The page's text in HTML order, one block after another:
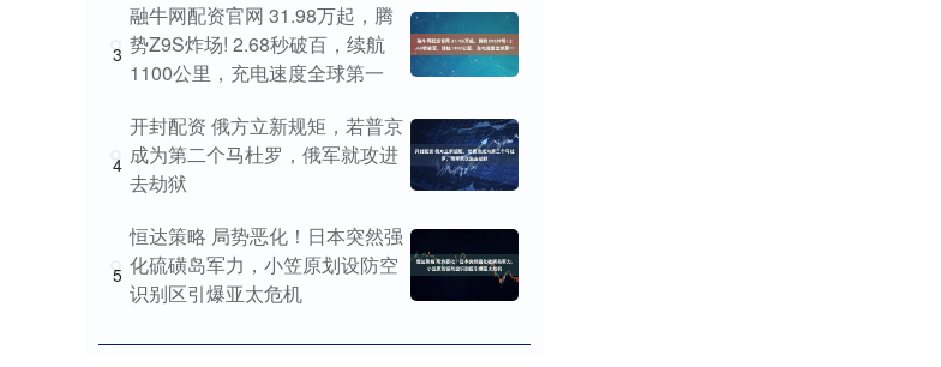
3
融牛网配资官网 31.98万起，腾
势Z9S炸场! 2.68秒破百，续航
1100公里，充电速度全球第一
4
开封配资 俄方立新规矩，若普京
成为第二个马杜罗，俄军就攻进
去劫狱
5
恒达策略 局势恶化！日本突然强
化硫磺岛军力，小笠原划设防空
识别区引爆亚太危机